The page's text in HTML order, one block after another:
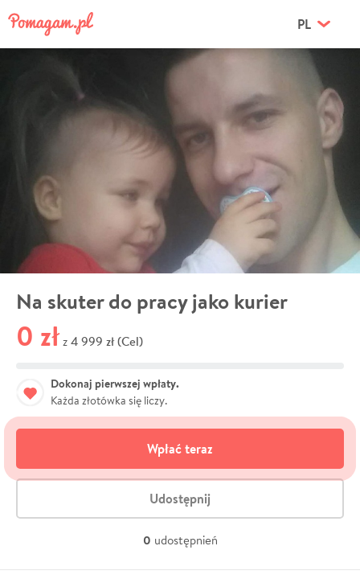
PL
Na skuter do pracy jako kurier
0 zł z 4 999 zł (Cel)
Dokonaj pierwszej wpłaty.
Każda złotówka się liczy.
Wpłać teraz
Udostępnij
0 udostępnień